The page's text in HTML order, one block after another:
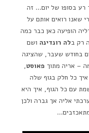
רע בסופו של יום… זה
שאנו רואים אותם על
הופיעה כאן כבר כמה
רק בלה רונדינה ושם
בחודש שעבר, שהציגה
– אריה מתוך פאוסט,
איך כל חלק בגוף שלה
עם כל הגוף, איך היא
אליה אך גברה ולכן